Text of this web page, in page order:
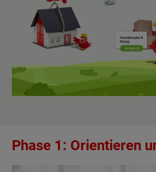
Phase 1: Orientieren